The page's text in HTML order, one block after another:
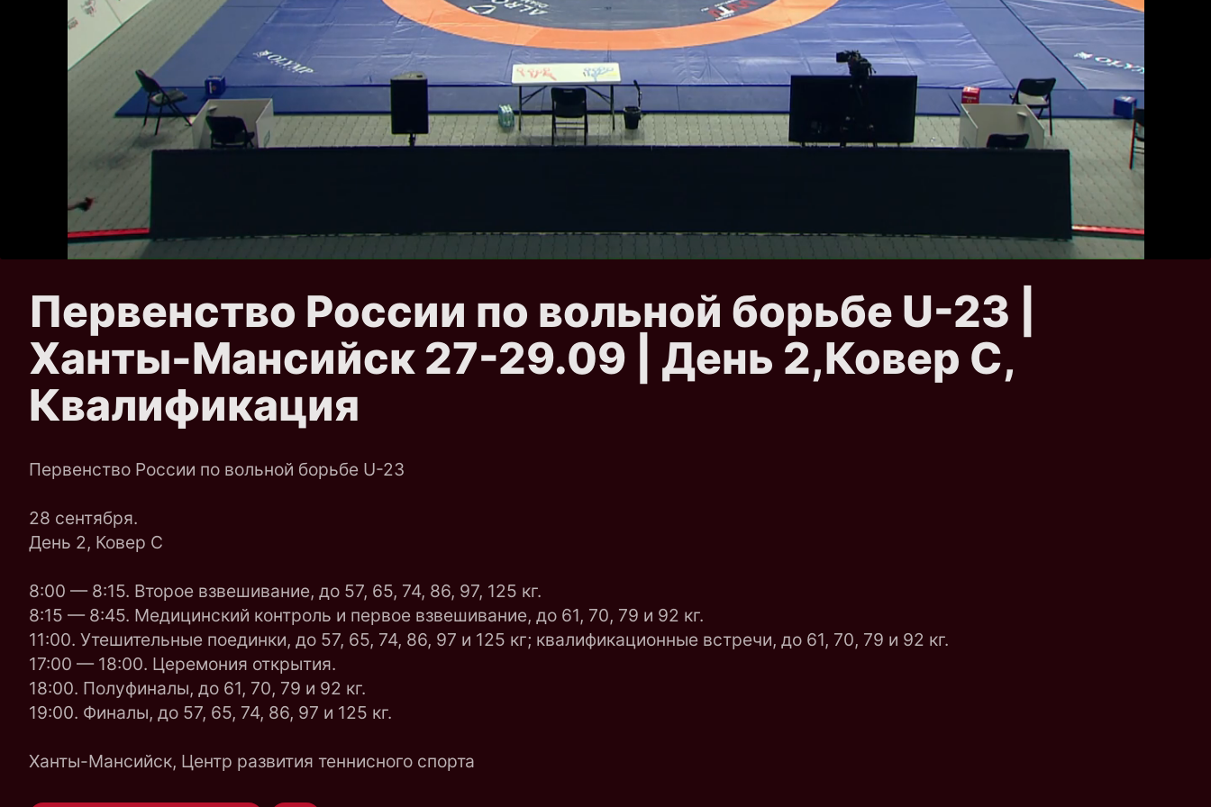
Первенство России по вольной борьбе U-23 |
Ханты-Мансийск 27-29.09 | День 2,Ковер C,
Квалификация
Первенство России по вольной борьбе U-23
28 сентября.
День 2, Ковер C
8:00 — 8:15. Второе взвешивание, до 57, 65, 74, 86, 97, 125 кг.
8:15 — 8:45. Медицинский контроль и первое взвешивание, до 61, 70, 79 и 92 кг.
11:00. Утешительные поединки, до 57, 65, 74, 86, 97 и 125 кг; квалификационные встречи, до 61, 70, 79 и 92 кг.
17:00 — 18:00. Церемония открытия.
18:00. Полуфиналы, до 61, 70, 79 и 92 кг.
19:00. Финалы, до 57, 65, 74, 86, 97 и 125 кг.
Ханты-Мансийск, Центр развития теннисного спорта